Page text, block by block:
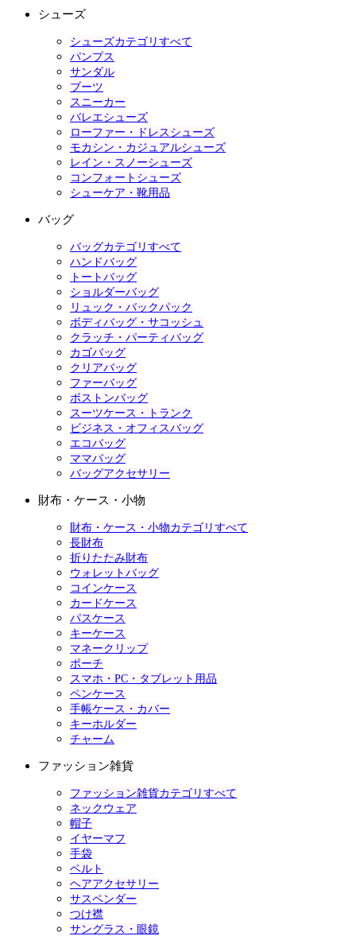
シューズ
シューズカテゴリすべて
パンプス
サンダル
ブーツ
スニーカー
バレエシューズ
ローファー・ドレスシューズ
モカシン・カジュアルシューズ
レイン・スノーシューズ
コンフォートシューズ
シューケア・靴用品
バッグ
バッグカテゴリすべて
ハンドバッグ
トートバッグ
ショルダーバッグ
リュック・バックパック
ボディバッグ・サコッシュ
クラッチ・パーティバッグ
カゴバッグ
クリアバッグ
ファーバッグ
ボストンバッグ
スーツケース・トランク
ビジネス・オフィスバッグ
エコバッグ
ママバッグ
バッグアクセサリー
財布・ケース・小物
財布・ケース・小物カテゴリすべて
長財布
折りたたみ財布
ウォレットバッグ
コインケース
カードケース
パスケース
キーケース
マネークリップ
ポーチ
スマホ・PC・タブレット用品
ペンケース
手帳ケース・カバー
キーホルダー
チャーム
ファッション雑貨
ファッション雑貨カテゴリすべて
ネックウェア
帽子
イヤーマフ
手袋
ベルト
ヘアアクセサリー
サスペンダー
つけ襟
サングラス・眼鏡